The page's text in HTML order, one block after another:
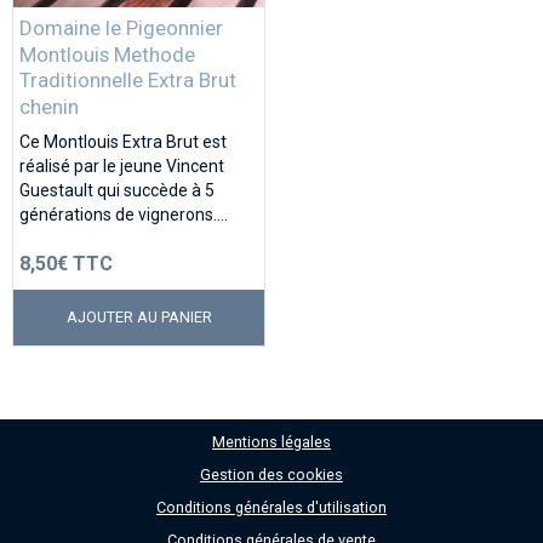
Documents de l'expo "Art et Cépages"
Domaine le Pigeonnier
Montlouis Methode
Traditionnelle Extra Brut
chenin
Ce Montlouis Extra Brut est
réalisé par le jeune Vincent
Guestault qui succède à 5
générations de vignerons....
8,50€ TTC
AJOUTER AU PANIER
Mentions légales
Gestion des cookies
Conditions générales d'utilisation